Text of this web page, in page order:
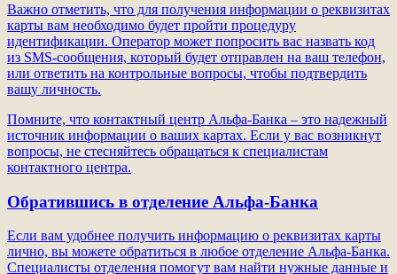
Важно отметить, что для получения информации о реквизитах
карты вам необходимо будет пройти процедуру
идентификации. Оператор может попросить вас назвать код
из SMS-сообщения, который будет отправлен на ваш телефон,
или ответить на контрольные вопросы, чтобы подтвердить
вашу личность.
Помните, что контактный центр Альфа-Банка – это надежный
источник информации о ваших картах. Если у вас возникнут
вопросы, не стесняйтесь обращаться к специалистам
контактного центра.
Обратившись в отделение Альфа-Банка
Если вам удобнее получить информацию о реквизитах карты
лично, вы можете обратиться в любое отделение Альфа-Банка.
Специалисты отделения помогут вам найти нужные данные и